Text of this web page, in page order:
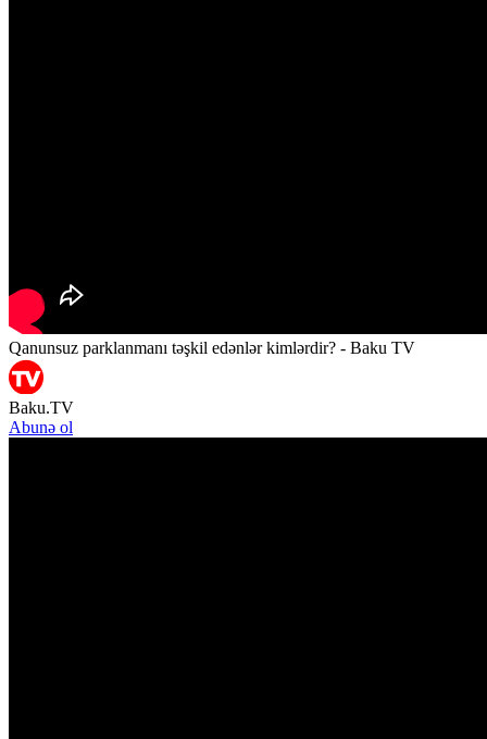
Qanunsuz parklanmanı təşkil edənlər kimlərdir? - Baku TV
Baku.TV
Abunə ol